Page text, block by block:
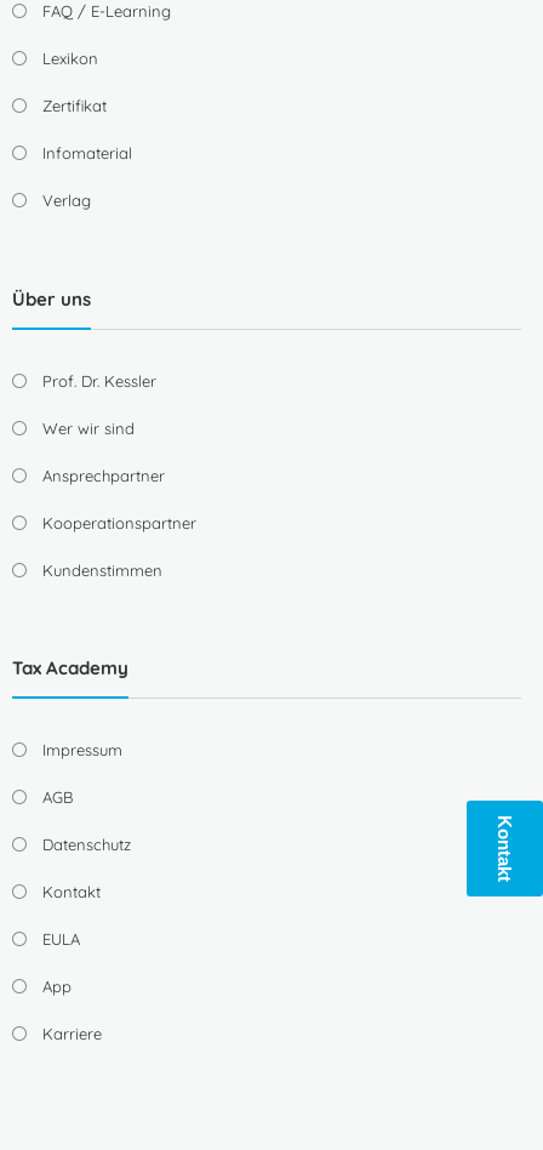
Kontakt
FAQ / E-Learning
Lexikon
Zertifikat
Infomaterial
Verlag
Über uns
Prof. Dr. Kessler
Wer wir sind
Ansprechpartner
Kooperationspartner
Kundenstimmen
Tax Academy
Impressum
AGB
Datenschutz
Kontakt
EULA
App
Karriere